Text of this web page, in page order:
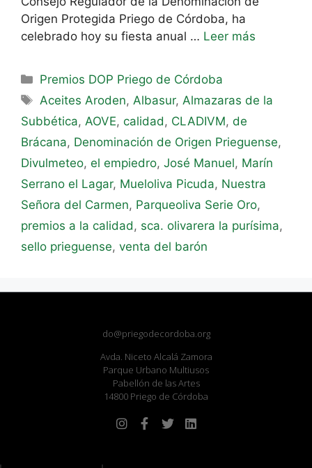
Origen Protegida Priego de Córdoba, ha
celebrado hoy su fiesta anual … Leer más
Premios DOP Priego de Córdoba
Aceites Aroden, Albasur, Almazaras de la
Subbética, AOVE, calidad , CLADIVM, de
Brácana, Denominación de Origen Prieguense,
Divulmeteo, el empiedro, José Manuel, Marín
Serrano el Lagar, Mueloliva Picuda, Nuestra
Señora del Carmen, Parqueoliva Serie Oro,
premios a la calidad , sca. olivarera la purísima,
sello prieguense, venta del barón
do@priegodecordoba.org
Avda. Niceto Alcalá Zamora
Parque Urbano Multiusos
Pabellón de las Artes
14800 Priego de Córdoba